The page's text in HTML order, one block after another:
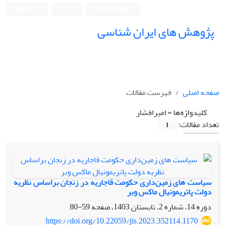
پژوهش های ایران شناسی
صفحه اصلی
فهرست مقالات
کلیدواژه‌ها =امیرافشار
تعداد مقالات:
1
سیاست های زمین‌داری حکومت قاجاریه در زنجان براساس نظریه
دولت پاتریمونیال ماکس وبر
دوره 14، شماره 2، تابستان 1403، صفحه
59-80
https://doi.org/10.22059/jis.2023.352114.1170